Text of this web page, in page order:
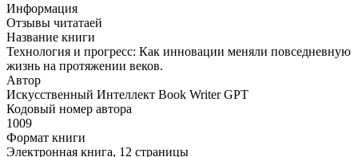
Информация
Отзывы читатаей
Название книги
Технология и прогресс: Как инновации меняли повседневную
жизнь на протяжении веков.
Автор
Искусственный Интеллект Book Writer GPT
Кодовый номер автора
1009
Формат книги
Электронная книга, 12 страницы